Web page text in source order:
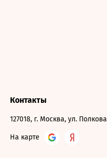
Контакты
127018, г. Москва, ул.
На карте